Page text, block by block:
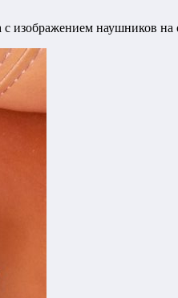
изображением наушников на